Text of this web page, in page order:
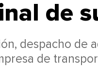
de
despacho de
de